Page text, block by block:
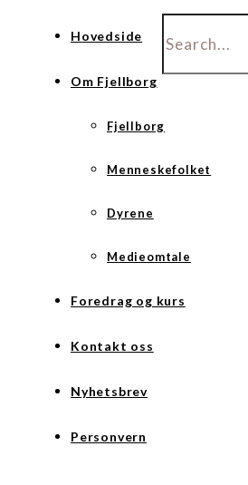
Hovedside
Om Fjellborg
Fjellborg
Menneskefolket
Dyrene
Medieomtale
Foredrag og kurs
Kontakt oss
Nyhetsbrev
Personvern